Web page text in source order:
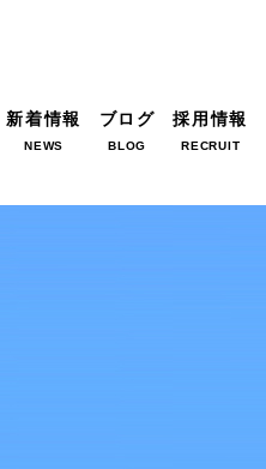
新着情報
NEWS
ブログ
BLOG
採用情報
RECRUIT